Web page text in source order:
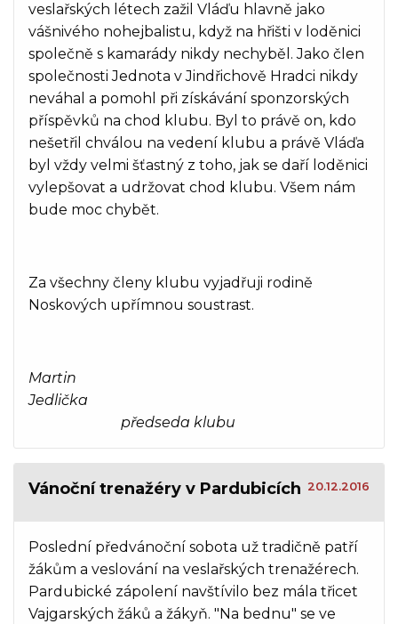
veslařských létech zažil Vláďu hlavně jako
vášnivého nohejbalistu, když na hřišti v loděnici
společně s kamarády nikdy nechyběl. Jako člen
společnosti Jednota v Jindřichově Hradci nikdy
neváhal a pomohl při získávání sponzorských
příspěvků na chod klubu. Byl to právě on, kdo
nešetřil chválou na vedení klubu a právě Vláďa
byl vždy velmi šťastný z toho, jak se daří loděnici
vylepšovat a udržovat chod klubu. Všem nám
bude moc chybět.
Za všechny členy klubu vyjadřuji rodině
Noskových upřímnou soustrast.
Martin
předseda klubu
Vánoční trenažéry v Pardubicích 20.12.2016
Poslední předvánoční sobota už tradičně patří
žákům a veslování na veslařských trenažérech.
Pardubické zápolení navštívilo bez mála třicet
Vajgarských žáků a žákyň. "Na bednu" se ve